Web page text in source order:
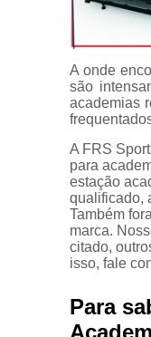
A onde
são
academias
A FRS
para
estação
qualificado,
Também
marca.
citado,
isso, fale
Para